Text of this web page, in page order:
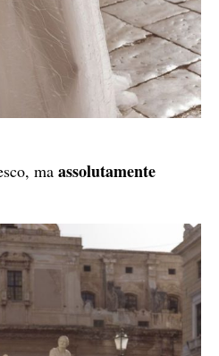
ma assolutamente